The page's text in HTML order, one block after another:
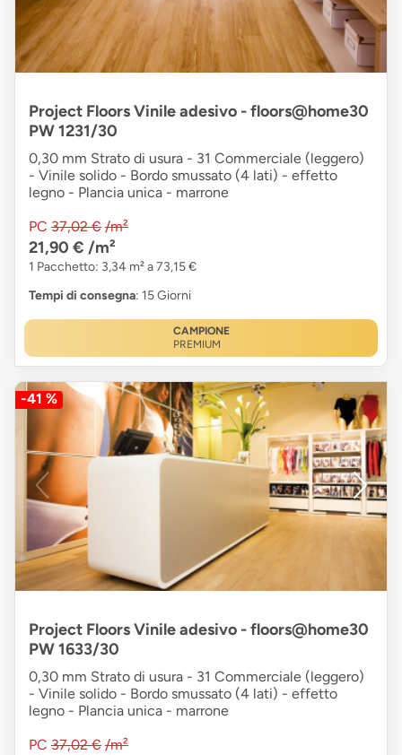
Project Floors Vinile adesivo - floors@home30
PW 1231/30
0,30 mm Strato di usura - 31 Commerciale (leggero)
- Vinile solido - Bordo smussato (4 lati) - effetto
legno - Plancia unica - marrone
PC 37,02 € /m²
21,90 € /m²
1 Pacchetto: 3,34 m² a 73,15 €
Tempi di consegna: 15 Giorni
CAMPIONE
PREMIUM
-41 %
Project Floors Vinile adesivo - floors@home30
PW 1633/30
0,30 mm Strato di usura - 31 Commerciale (leggero)
- Vinile solido - Bordo smussato (4 lati) - effetto
legno - Plancia unica - marrone
PC 37,02 € /m²